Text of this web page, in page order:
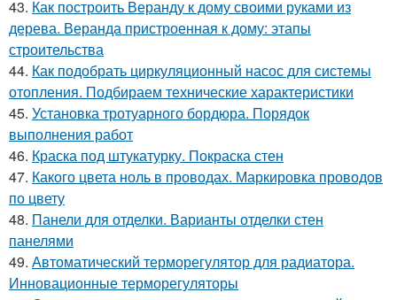
43. Как построить Веранду к дому своими руками из
дерева. Веранда пристроенная к дому: этапы
строительства
44. Как подобрать циркуляционный насос для системы
отопления. Подбираем технические характеристики
45. Установка тротуарного бордюра. Порядок
выполнения работ
46. Краска под штукатурку. Покраска стен
47. Какого цвета ноль в проводах. Маркировка проводов
по цвету
48. Панели для отделки. Варианты отделки стен
панелями
49. Автоматический терморегулятор для радиатора.
Инновационные терморегуляторы